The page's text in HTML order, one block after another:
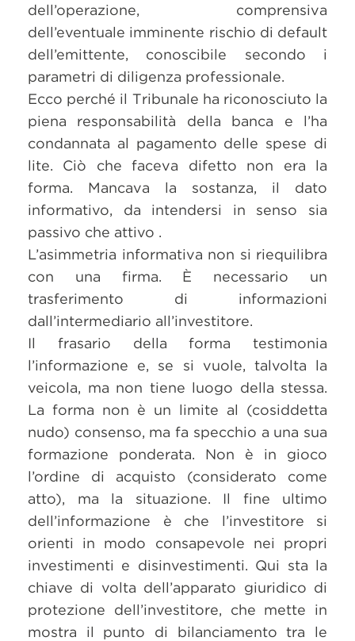
dell’operazione, comprensiva
dell’eventuale imminente rischio di default
dell’emittente, conoscibile secondo i
parametri di diligenza professionale.
Ecco perché il Tribunale ha riconosciuto la
piena responsabilità della banca e l’ha
condannata al pagamento delle spese di
lite. Ciò che faceva difetto non era la
forma. Mancava la sostanza, il dato
informativo, da intendersi in senso sia
passivo che attivo .
L’asimmetria informativa non si riequilibra
con una firma. È necessario un
trasferimento di informazioni
dall’intermediario all’investitore.
Il frasario della forma testimonia
l’informazione e, se si vuole, talvolta la
veicola, ma non tiene luogo della stessa.
La forma non è un limite al (cosiddetta
nudo) consenso, ma fa specchio a una sua
formazione ponderata. Non è in gioco
l’ordine di acquisto (considerato come
atto), ma la situazione. Il fine ultimo
dell’informazione è che l’investitore si
orienti in modo consapevole nei propri
investimenti e disinvestimenti. Qui sta la
chiave di volta dell’apparato giuridico di
protezione dell’investitore, che mette in
mostra il punto di bilanciamento tra le